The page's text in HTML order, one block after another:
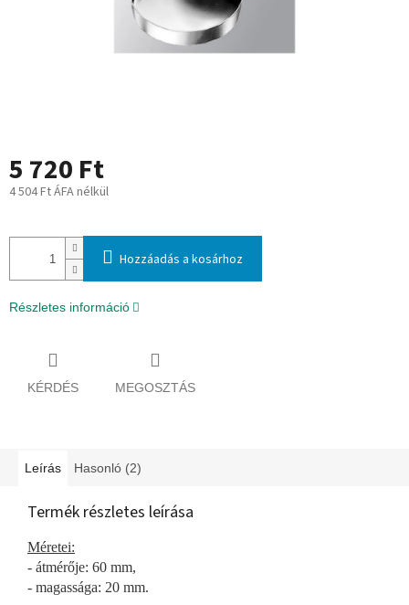
5 720 Ft
4 504 Ft ÁFA nélkül
Hozzáadás a kosárhoz
Részletes információ
KÉRDÉS MEGOSZTÁS
Leírás Hasonló (2)
Termék részletes leírása
Méretei:
- átmérője: 60 mm,
- magassága: 20 mm.